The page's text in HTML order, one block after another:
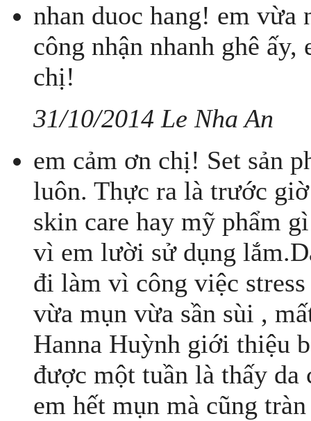
nhan duoc hang! em
công nhận nhanh ghê
chị!
31/10/2014 Le Nha An
em cảm ơn chị! Set sản
luôn. Thực ra là trước
skin care hay mỹ phẩm
vì em lười sử dụng
đi làm vì công việc
vừa mụn vừa sần sùi ,
Hanna Huỳnh giới thiệu
được một tuần là thấy
em hết mụn mà cũng